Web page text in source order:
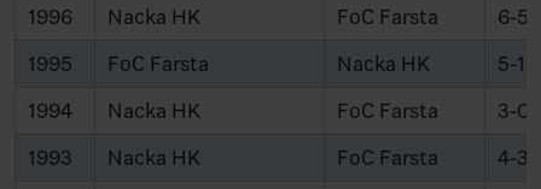
1996 Nacka HK FoC Farsta
6-5
1995
FoC Farsta Nacka HK
5-1
1994
Nacka HK FoC Farsta
3-0
1993
Nacka HK FoC Farsta
4-3